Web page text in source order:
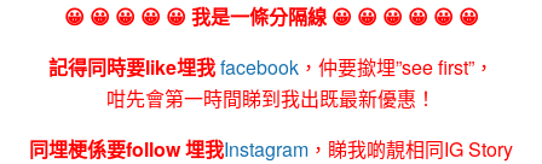
😀 😀 😀 😀 😀 我是一條分隔線 😀 😀 😀 😀 😀 😀
記得同時要like埋我facebook ，仲要撳埋”see first”，
咁先會第一時間睇到我出既最新優惠！
同埋梗係要follow 埋我Instagram ，睇我啲靚相同IG Story